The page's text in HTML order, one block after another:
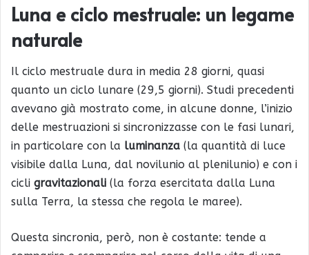
Luna e ciclo mestruale: un legame
naturale
Il ciclo mestruale dura in media 28 giorni, quasi
quanto un ciclo lunare (29,5 giorni). Studi precedenti
avevano già mostrato come, in alcune donne, l’inizio
delle mestruazioni si sincronizzasse con le fasi lunari,
in particolare con la luminanza (la quantità di luce
visibile dalla Luna, dal novilunio al plenilunio) e con i
cicli gravitazionali (la forza esercitata dalla Luna
sulla Terra, la stessa che regola le maree).
Questa sincronia, però, non è costante: tende a